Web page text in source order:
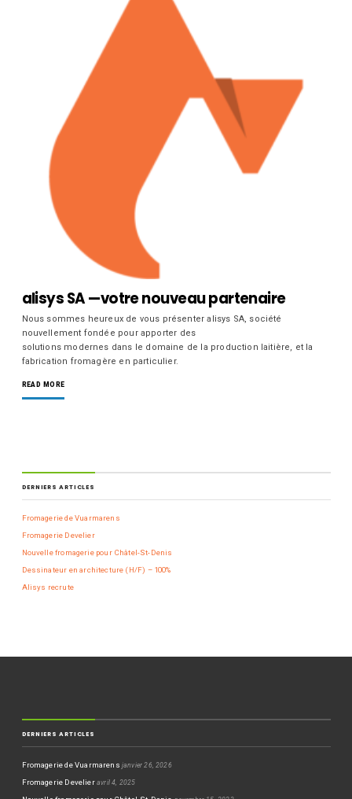
alisys SA —votre nouveau partenaire
Nous sommes heureux de vous présenter alisys SA, société
nouvellement fondée pour apporter des
solutions modernes dans le domaine de la production laitière, et la
fabrication fromagère en particulier.
READ MORE
DERNIERS ARTICLES
Fromagerie de Vuarmarens
Fromagerie Develier
Nouvelle fromagerie pour Châtel-St-Denis
Dessinateur en architecture (H/F) – 100%
Alisys recrute
DERNIERS ARTICLES
Fromagerie de Vuarmarens janvier 26, 2026
Fromagerie Develier avril 4, 2025